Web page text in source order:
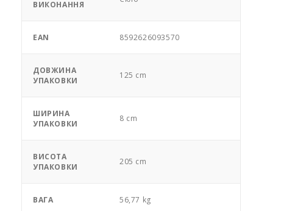
ВИКОНАННЯ
EAN 8592626093570
ДОВЖИНА
УПАКОВКИ
125 cm
ШИРИНА
УПАКОВКИ
8 cm
ВИСОТА
УПАКОВКИ
205 cm
ВАГА 56,77 kg